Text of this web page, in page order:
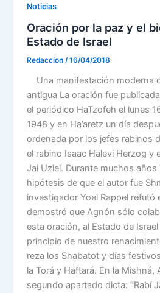
Noticias
Oración por la paz y el
Estado de Israel
Redaccion /16/04/2018
Una manifestación moderna
antigua La oración fue
el periódico HaTzofeh el lunes
1948 y en Ha’aretz un día
ordenada por los jefes rabinos
el rabino Isaac Halevi Herzog y
Jai Uziel. Durante muchos años
hipótesis de que el autor fue
investigador Yoel Rappel refutó
demostró que Agnón sólo
esta oración, al Estado de Israel
principio de nuestro
reza los Shabatot y días
la Torá y Haftará. En la Mishná,
segundo apartado dicta: “Rabí